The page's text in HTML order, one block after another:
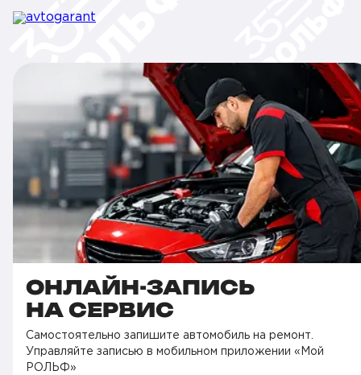
ОНЛАЙН-ЗАПИСЬ
НА СЕРВИС
Самостоятельно запишите автомобиль на ремонт.
Управляйте записью в мобильном приложении «Мой
РОЛЬФ»